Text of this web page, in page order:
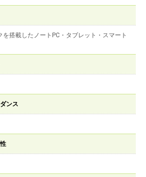
搭載したノートPC・タブレット・スマート
ンス